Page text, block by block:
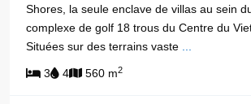
Shores, la seule enclave de villas au sein
complexe de golf 18 trous du Centre du
Situées sur des terrains vaste ...
3 4 560 m2